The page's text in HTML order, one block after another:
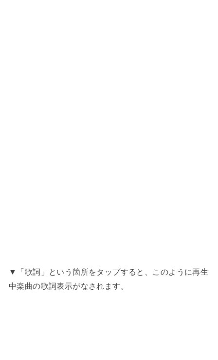
▼「歌詞」という箇所をタップすると、このように再生
中楽曲の歌詞表示がなされます。